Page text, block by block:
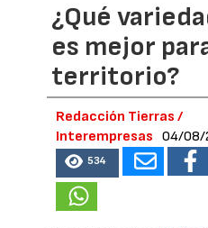
¿Qué
es mejor
territorio?
Redacción Tierras /
Interempresas
04/08/
534